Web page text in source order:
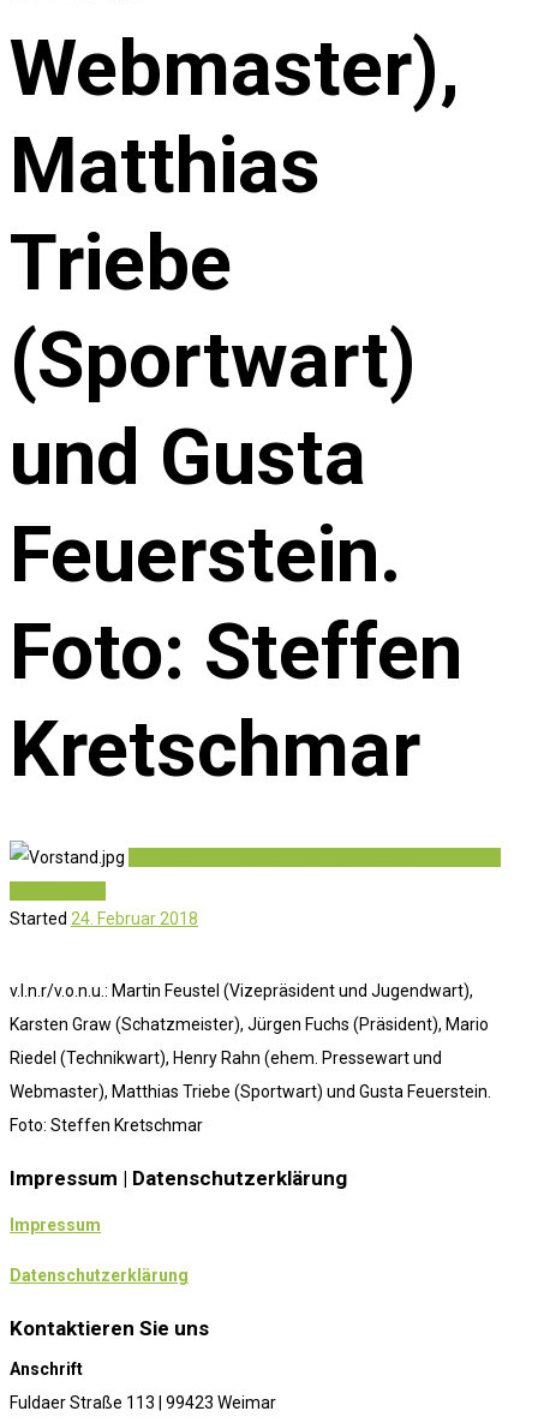
Webmaster),
Matthias
Triebe
(Sportwart)
und Gusta
Feuerstein.
Foto: Steffen
Kretschmar
Started 24. Februar 2018
v.l.n.r/v.o.n.u.: Martin Feustel (Vizepräsident und Jugendwart),
Karsten Graw (Schatzmeister), Jürgen Fuchs (Präsident), Mario
Riedel (Technikwart), Henry Rahn (ehem. Pressewart und
Webmaster), Matthias Triebe (Sportwart) und Gusta Feuerstein.
Foto: Steffen Kretschmar
Impressum | Datenschutzerklärung
Impressum
Datenschutzerklärung
Kontaktieren Sie uns
Anschrift
Fuldaer Straße 113 | 99423 Weimar